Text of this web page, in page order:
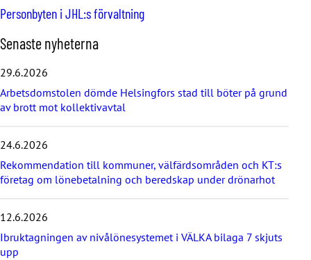
Personbyten i JHL:s förvaltning
H
o
p
a
ö
v
r
d
e
n
a
s
Senaste nyheterna
29.6.2026
Arbetsdomstolen dömde Helsingfors stad till böter på grund
av brott mot kollektivavtal
24.6.2026
Rekommendation till kommuner, välfärdsområden och KT:s
företag om lönebetalning och beredskap under drönarhot
12.6.2026
Ibruktagningen av nivålönesystemet i VÄLKA bilaga 7 skjuts
upp